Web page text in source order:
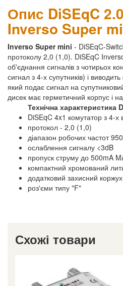
Опис DiSEqC
Inverso Super
Inverso Super mini - DiSEqC-
протоколу 2,0 (1,0). DiSEqC
об'єднання сигналів з чотирьох
сигнал з 4-х супутників) і
який подає сигнал на
дисек має герметичний корпус і
Технічна характеристика
DiSEqC 4x1 комутатор з 4-х
протокол - 2,0 (1,0)
діапазон робочих частот
ослаблення сигналу <3dB
пропуск струму до 500mA
компактний хромований
додатковий захисний коржух
роз'єми типу "F"
Схожі товари